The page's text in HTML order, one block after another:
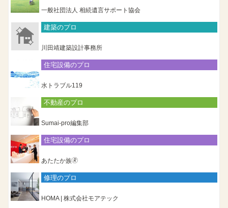
一般社団法人 相続遺言サポート協会
建築のプロ
川田靖建築設計事務所
住宅設備のプロ
水トラブル119
不動産のプロ
Sumai-pro編集部
住宅設備のプロ
あたたか族🄬
修理のプロ
HOMA | 株式会社モアテック